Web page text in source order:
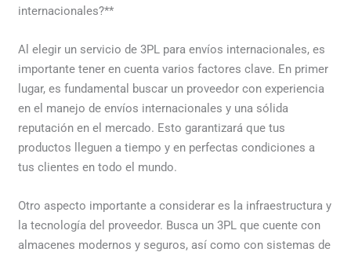
internacionales?**
Al elegir un servicio de 3PL para envíos internacionales, es
importante tener en cuenta varios factores clave. En primer
lugar, es fundamental buscar un proveedor con experiencia
en el manejo de envíos internacionales y una sólida
reputación en el mercado. Esto garantizará que tus
productos lleguen a tiempo y en perfectas condiciones a
tus clientes en todo el mundo.
Otro aspecto importante a considerar es la infraestructura y
la tecnología del proveedor. Busca un 3PL que cuente con
almacenes modernos y seguros, así como con sistemas de